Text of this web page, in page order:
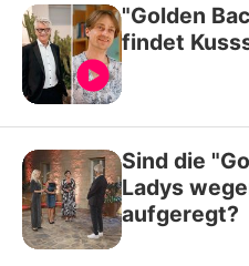
"Golden
findet
Sind die
Ladys
aufgeregt?